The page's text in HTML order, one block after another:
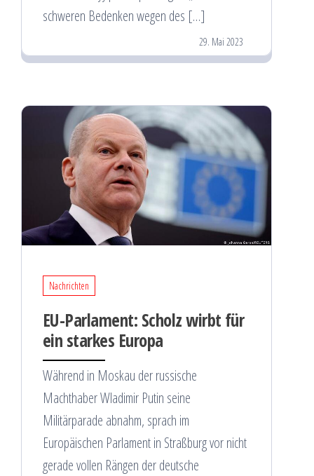
schweren Bedenken wegen des […]
29. Mai 2023
Nachrichten
EU-Parlament: Scholz wirbt für
ein starkes Europa
Während in Moskau der russische
Machthaber Wladimir Putin seine
Militärparade abnahm, sprach im
Europäischen Parlament in Straßburg vor nicht
gerade vollen Rängen der deutsche